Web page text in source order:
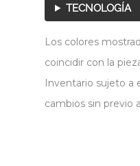
TECNOLOGÍA
Los colores
coincidir con la
Inventario sujeto a
cambios sin previo